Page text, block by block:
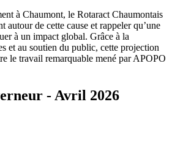
à Chaumont, le Rotaract Chaumontais
autour de cette cause et rappeler qu’une
à un impact global. Grâce à la
et au soutien du public, cette projection
le travail remarquable mené par APOPO
- Avril 2026